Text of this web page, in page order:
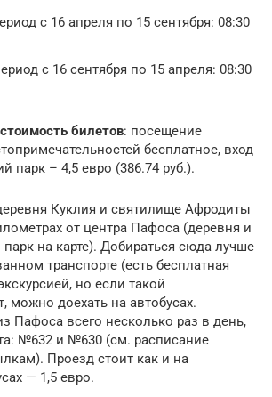
с 16 апреля по 15 сентября: 08:30
с 16 сентября по 15 апреля: 08:30
билетов: посещение
бесплатное, вход
парк – 4,5 евро (386.74 руб.).
Куклия и святилище Афродиты
от центра Пафоса (деревня и
парк на карте). Добираться сюда лучше
транспорте (есть бесплатная
но если такой
можно доехать на автобусах.
Пафоса всего несколько раз в день,
№632 и №630 (см. расписание
Проезд стоит как и на
— 1,5 евро.